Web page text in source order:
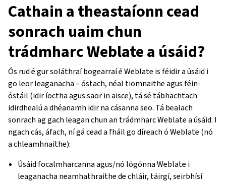
Cathain a theastaíonn cead
sonrach uaim chun
trádmharc Weblate a úsáid?
Ós rud é gur soláthraí bogearraí é Weblate is féidir a úsáid i
go leor leaganacha – óstach, néal tiomnaithe agus féin-
óstáil (idir íoctha agus saor in aisce), tá sé tábhachtach
idirdhealú a dhéanamh idir na cásanna seo. Tá bealach
sonrach ag gach leagan chun an trádmharc Weblate a úsáid. I
ngach cás, áfach, ní gá cead a fháil go díreach ó Weblate (nó
a chleamhnaithe):
Úsáid focalmharcanna agus/nó lógónna Weblate i
leaganacha neamhathraithe de chláir, táirgí, seirbhísí